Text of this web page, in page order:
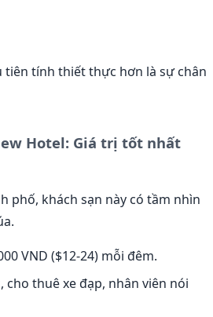
tiên tính thiết thực hơn là sự chân
Hotel: Giá trị tốt nhất
phố, khách sạn này có tầm nhìn
VND ($12-24) mỗi đêm.
cho thuê xe đạp, nhân viên nói